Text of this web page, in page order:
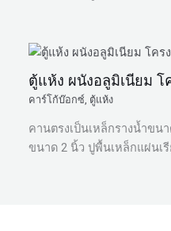
ตู้แห้ง ผนังอลูมิเนียม โ
คาร์โก้บ๊อกซ์, ตู้แห้ง
คานตรงเป็นเหล็กรางน้ำขน
ขนาด 2 นิ้ว ปูพื้นเหล็กแผ่นเ